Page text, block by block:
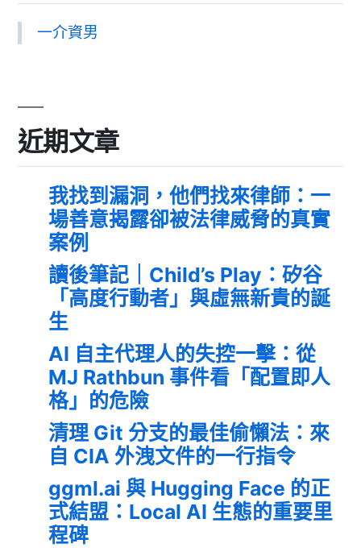
一介資男
近期文章
我找到漏洞，他們找來律師：一
場善意揭露卻被法律威脅的真實
案例
讀後筆記｜Child’s Play：矽谷
「高度行動者」與虛無新貴的誕
生
AI 自主代理人的失控一擊：從
MJ Rathbun 事件看「配置即人
格」的危險
清理 Git 分支的最佳偷懶法：來
自 CIA 外洩文件的一行指令
ggml.ai 與 Hugging Face 的正
式結盟：Local AI 生態的重要里
程碑